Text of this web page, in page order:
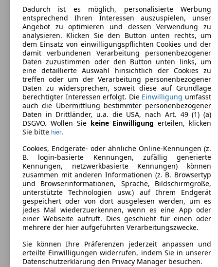
5
Sitze:
5
Kofferraum:
350 - 1105 Liter
Anhängelast:
1200 kg
Opel Mokka LPG
Maße (L/B/H):
ab 4278 x 1777 x 1658 mm
Leistung:
103 KW (140 PS)
Türen:
5
Sitze:
5
Kofferraum:
356 - 1372 Liter
Anhängelast:
1200 kg
Dadurch ist es möglich, personalisierte Werbung
entsprechend Ihren Interessen auszuspielen, unser
Angebot zu optimieren und dessen Verwendung zu
analysieren. Klicken Sie den Button unten rechts, um
dem Einsatz von einwilligungspflichten Cookies und der
damit verbundenen Verarbeitung personenbezogener
Daten zuzustimmen oder den Button unten links, um
eine detaillierte Auswahl hinsichtlich der Cookies zu
treffen oder um der Verarbeitung personenbezogener
Daten zu widersprechen, soweit diese auf Grundlage
berechtigter Interessen erfolgt. Die Einwilligung umfasst
auch die Übermittlung bestimmter personenbezogener
Daten in Drittländer, u.a. die USA, nach Art. 49 (1) (a)
DSGVO. Wollen Sie keine Einwilligung erteilen, klicken
Sie bitte hier.
Cookies, Endgeräte- oder ähnliche Online-Kennungen (z.
B. login-basierte Kennungen, zufällig generierte
Kennungen, netzwerkbasierte Kennungen) können
zusammen mit anderen Informationen (z. B. Browsertyp
und Browserinformationen, Sprache, Bildschirmgröße,
unterstützte Technologien usw.) auf Ihrem Endgerät
gespeichert oder von dort ausgelesen werden, um es
jedes Mal wiederzuerkennen, wenn es eine App oder
einer Webseite aufruft. Dies geschieht für einen oder
mehrere der hier aufgeführten Verarbeitungszwecke.
Sie können Ihre Präferenzen jederzeit anpassen und
erteilte Einwilligungen widerrufen, indem Sie in unserer
Datenschutzerklärung den Privacy Manager besuchen.